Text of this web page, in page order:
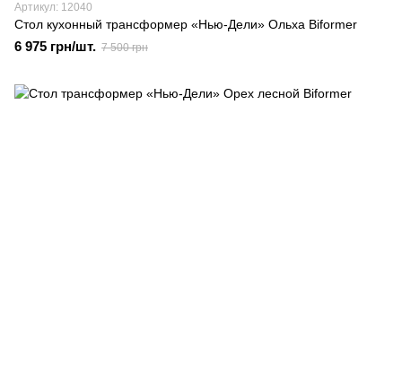
Артикул: 12040
Стол кухонный трансформер «Нью-Дели» Ольха Biformer
6 975 грн/шт. 7 500 грн